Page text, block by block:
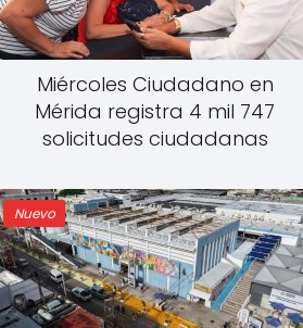
Miércoles Ciudadano en
Mérida registra 4 mil 747
solicitudes ciudadanas
Nuevo